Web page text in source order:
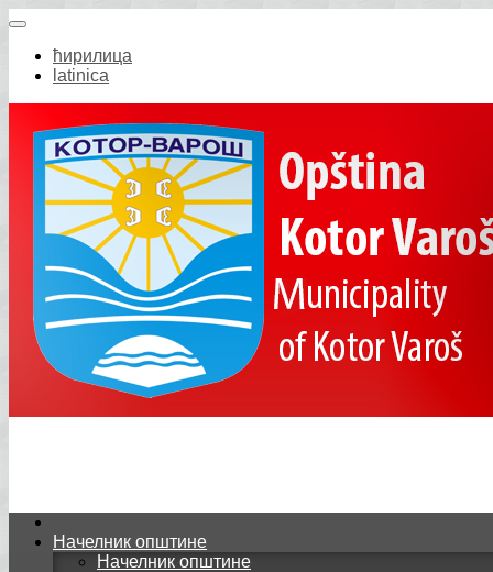
ћирилица
latinica
Начелник општине
Начелник општине